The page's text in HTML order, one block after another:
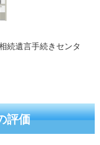
続遺言手続きセンタ
評価